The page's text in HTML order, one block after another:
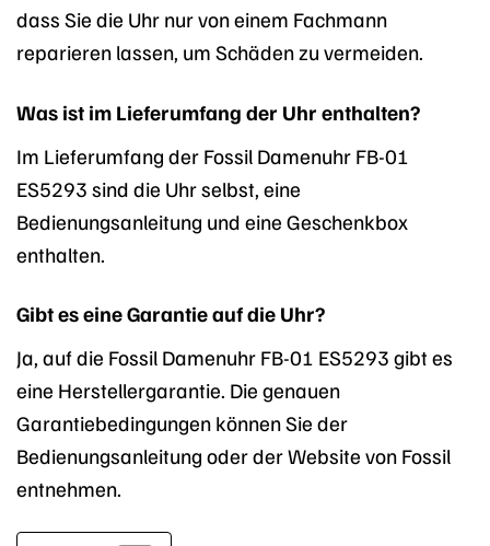
dass Sie die Uhr nur von einem Fachmann
reparieren lassen, um Schäden zu vermeiden.
Was ist im Lieferumfang der Uhr enthalten?
Im Lieferumfang der Fossil Damenuhr FB-01
ES5293 sind die Uhr selbst, eine
Bedienungsanleitung und eine Geschenkbox
enthalten.
Gibt es eine Garantie auf die Uhr?
Ja, auf die Fossil Damenuhr FB-01 ES5293 gibt es
eine Herstellergarantie. Die genauen
Garantiebedingungen können Sie der
Bedienungsanleitung oder der Website von Fossil
entnehmen.